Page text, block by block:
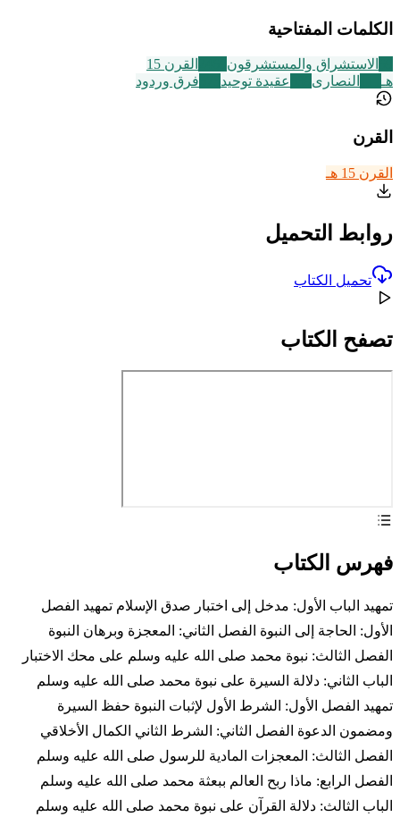
الكلمات المفتاحية
الاستشراق والمستشرقون
القرن 15
هـ
النصارى عقيدة توحيد فرق وردود
القرن
القرن 15 هـ
روابط التحميل
تحميل الكتاب
تصفح الكتاب
فهرس الكتاب
تمهيد الباب الأول: مدخل إلى اختبار صدق الإسلام تمهيد الفصل
الأول: الحاجة إلى النبوة الفصل الثاني: المعجزة وبرهان النبوة
الفصل الثالث: نبوة محمد صلى الله عليه وسلم على محك الاختبار
الباب الثاني: دلالة السيرة على نبوة محمد صلى الله عليه وسلم
تمهيد الفصل الأول: الشرط الأول لإثبات النبوة حفظ السيرة
ومضمون الدعوة الفصل الثاني: الشرط الثاني الكمال الأخلاقي
الفصل الثالث: المعجزات المادية للرسول صلى الله عليه وسلم
الفصل الرابع: ماذا ربح العالم ببعثة محمد صلى الله عليه وسلم
الباب الثالث: دلالة القرآن على نبوة محمد صلى الله عليه وسلم